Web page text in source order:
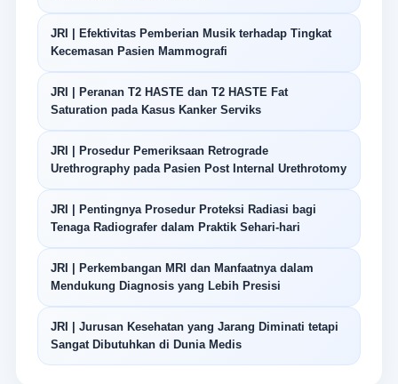
JRI | Efektivitas Pemberian Musik terhadap Tingkat
Kecemasan Pasien Mammografi
JRI | Peranan T2 HASTE dan T2 HASTE Fat
Saturation pada Kasus Kanker Serviks
JRI | Prosedur Pemeriksaan Retrograde
Urethrography pada Pasien Post Internal Urethrotomy
JRI | Pentingnya Prosedur Proteksi Radiasi bagi
Tenaga Radiografer dalam Praktik Sehari-hari
JRI | Perkembangan MRI dan Manfaatnya dalam
Mendukung Diagnosis yang Lebih Presisi
JRI | Jurusan Kesehatan yang Jarang Diminati tetapi
Sangat Dibutuhkan di Dunia Medis